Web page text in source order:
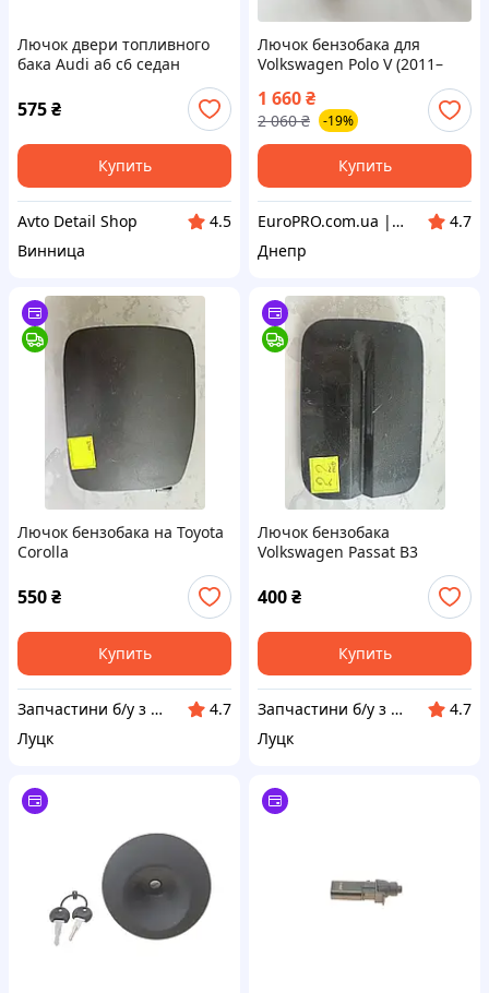
Лючок двери топливного
бака Audi a6 c6 седан
575₴
Купить
Avto Detail Shop
4.5
Винница
Лючок бензобака для
Volkswagen Polo V (2011–
1 660₴
2 060 ₴ -19%
Купить
EuroPRO.com.ua | Бытовая Техника из Европы
4.7
Днепр
Лючок бензобака на Toyota
Corolla
550₴
Купить
Запчастини б/у з Німеччини
4.7
Луцк
Лючок бензобака
Volkswagen Passat B3
400₴
Купить
Запчастини б/у з Німеччини
4.7
Луцк